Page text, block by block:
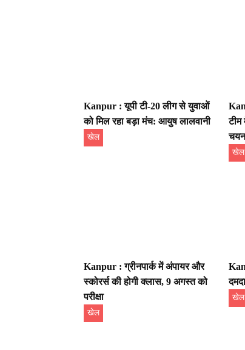
Kanpur : यूपी टी-20 लीग से युवाओं
को मिल रहा बड़ा मंच: आयुष लालवानी
खेल
टीम
चयन
खेल
Kanpur : ग्रीनपार्क में अंपायर और
स्कोरर्स की होगी क्लास, 9 अगस्त को
परीक्षा
खेल
खेल